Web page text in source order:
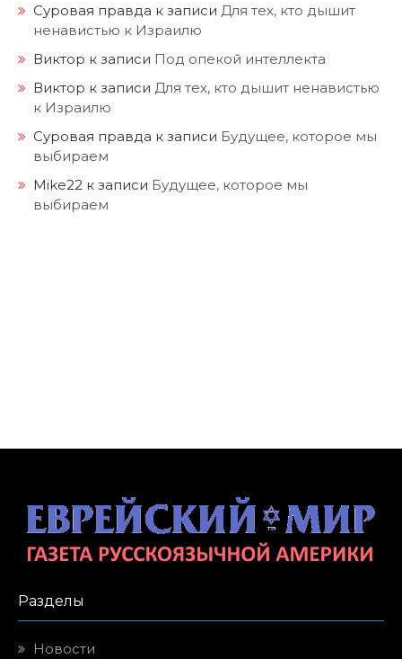
Суровая правда к записи Для тех, кто дышит
ненавистью к Израилю
Виктор к записи Под опекой интеллекта
Виктор к записи Для тех, кто дышит ненавистью
к Израилю
Суровая правда к записи Будущее, которое мы
выбираем
Mike22 к записи Будущее, которое мы
выбираем
Разделы
Новости